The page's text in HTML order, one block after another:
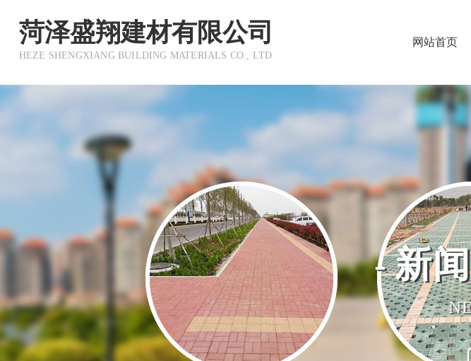
菏泽盛翔建材有限公司
HEZE SHENGXIANG BUILDING MATERIALS CO., LTD
网站首页
新